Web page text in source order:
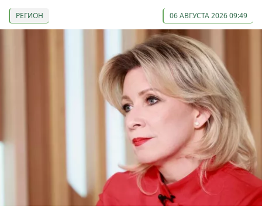
РЕГИОН 06 АВГУСТА 2026 09:49